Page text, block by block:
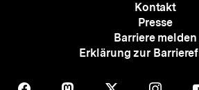
Kontakt
Presse
Barriere melden
Erklärung zur